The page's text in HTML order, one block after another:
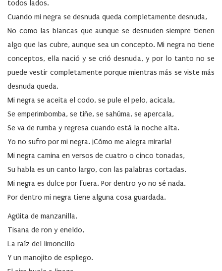
todos lados.
Cuando mi negra se desnuda queda completamente desnuda,
No como las blancas que aunque se desnuden siempre tienen
algo que las cubre, aunque sea un concepto. Mi negra no tiene
conceptos, ella nació y se crió desnuda, y por lo tanto no se
puede vestir completamente porque mientras más se viste más
desnuda queda.
Mi negra se aceita el codo, se pule el pelo, acicala,
Se emperimbomba, se tiñe, se sahúma, se apercala,
Se va de rumba y regresa cuando está la noche alta.
Yo no sufro por mi negra. ¡Cómo me alegra mirarla!
Mi negra camina en versos de cuatro o cinco tonadas,
Su habla es un canto largo, con las palabras cortadas.
Mi negra es dulce por fuera. Por dentro yo no sé nada.
Por dentro mi negra tiene alguna cosa guardada.
Agüita de manzanilla,
Tisana de ron y eneldo,
La raíz del limoncillo
Y un manojito de espliego.